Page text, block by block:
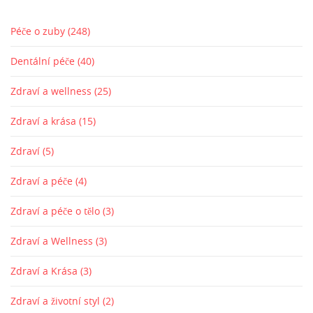
Péče o zuby (248)
Dentální péče (40)
Zdraví a wellness (25)
Zdraví a krása (15)
Zdraví (5)
Zdraví a péče (4)
Zdraví a péče o tělo (3)
Zdraví a Wellness (3)
Zdraví a Krása (3)
Zdraví a životní styl (2)